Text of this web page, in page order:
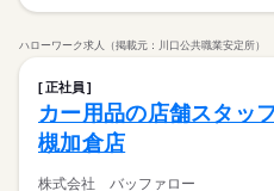
ハローワーク求人（掲載元：川口公共職業安定所）
正社員
カー用品の店舗スタッ
槻加倉店
株式会社 バッファロー